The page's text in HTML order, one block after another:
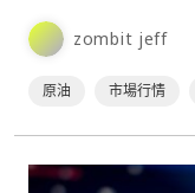
要股市週一（3日）
遇⋯ zombit jeff
原油 市場行情